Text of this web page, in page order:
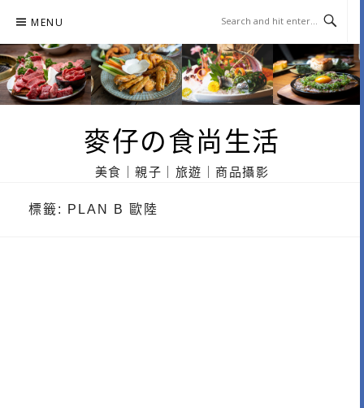
content
MENU
麥仔の食尚生活
美食｜親子｜旅遊｜商品攝影
標籤: PLAN B 歐陸